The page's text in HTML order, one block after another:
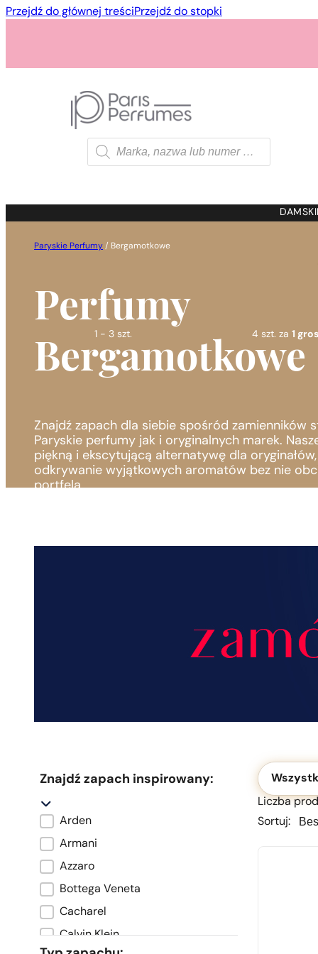
Przejdź do głównej treściPrzejdź do stopki
1 - 3 szt. 4 szt. za 1
Wyszukiwarka
produktów
Paryskie Perfumy / Bergamotkowe
Perfumy
Bergamotkowe
Znajdź zapach dla siebie spośród zamienników
Paryskie perfumy jak i oryginalnych marek.
piękną i ekscytującą alternatywę dla
odkrywanie wyjątkowych aromatów bez nie
portfela.
Znajdź zapach inspirowany:
Marka oryginału
Arden
Armani
Azzaro
Bottega Veneta
Cacharel
Calvin Klein
Liczba
Sortuj: